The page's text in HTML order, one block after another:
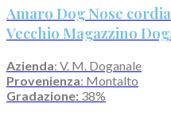
Amaro Dog Nose
Vecchio Magazzino
Azienda: V. M. Doganale
Provenienza: Montalto
Gradazione: 38%